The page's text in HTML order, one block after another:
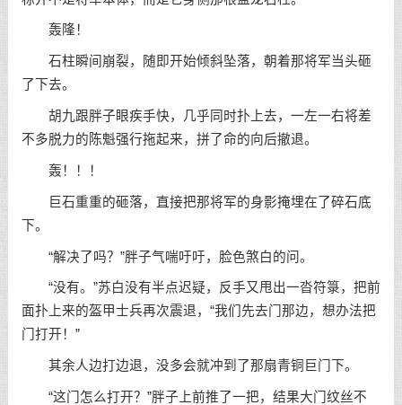
轰隆！
石柱瞬间崩裂，随即开始倾斜坠落，朝着那将军当头砸
了下去。
胡九跟胖子眼疾手快，几乎同时扑上去，一左一右将差
不多脱力的陈魁强行拖起来，拼了命的向后撤退。
轰！！！
巨石重重的砸落，直接把那将军的身影掩埋在了碎石底
下。
“解决了吗？”胖子气喘吁吁，脸色煞白的问。
“没有。”苏白没有半点迟疑，反手又甩出一沓符箓，把前
面扑上来的盔甲士兵再次震退，“我们先去门那边，想办法把
门打开！”
其余人边打边退，没多会就冲到了那扇青铜巨门下。
“这门怎么打开？”胖子上前推了一把，结果大门纹丝不